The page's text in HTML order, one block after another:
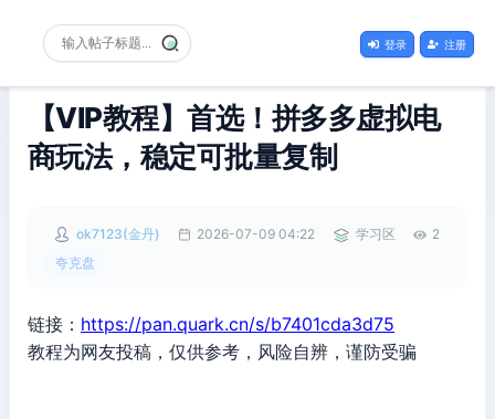
登录 注册
【VIP教程】首选！拼多多虚拟电
商玩法，稳定可批量复制
ok7123(金丹) 2026-07-09 04:22 学习区
2
夸克盘
链接： https://pan.quark.cn/s/b7401cda3d75
教程为网友投稿，仅供参考，风险自辨，谨防受骗